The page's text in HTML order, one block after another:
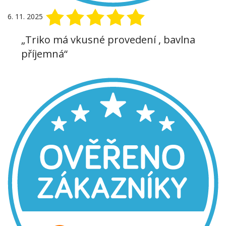
6. 11. 2025
„Triko má vkusné provedení , bavlna
příjemná“